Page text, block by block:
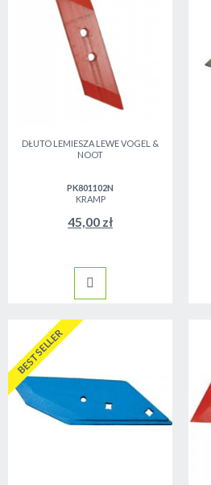
DŁUTO LEMIESZA LEWE VOGEL &
NOOT
PK801102N
KRAMP
45,00 zł
BESTSELLER